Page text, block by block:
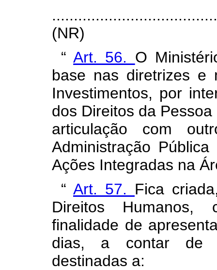
(NR)
“Art. 56. O
base nas diretrizes e
Investimentos, por
dos Direitos da
articulação com
Administração
Ações Integradas na
“ Art. 57. Fica
Direitos Humanos,
finalidade de
dias, a contar de
destinadas a: